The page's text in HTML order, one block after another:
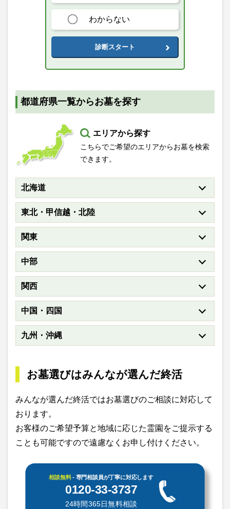
わからない
診断スタート
都道府県一覧からお墓を探す
エリアから探す
こちらでご希望のエリアからお墓を検索
できます。
北海道
東北・甲信越・北陸
関東
中部
関西
中国・四国
九州・沖縄
お墓選びはみんなが選んだ終活
みんなが選んだ終活ではお墓選びのご相談に対応して
おります。
お客様のご希望予算と地域に応じた霊園をご提示する
ことも可能ですので遠慮なくお申し付けください。
相談無料- 専門相談員が丁寧に対応します
0120-33-3737
24時間365日無料相談